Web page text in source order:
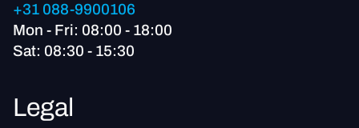
+31 088-9900106
Mon - Fri: 08:00 - 18:00
Sat: 08:30 - 15:30
Legal